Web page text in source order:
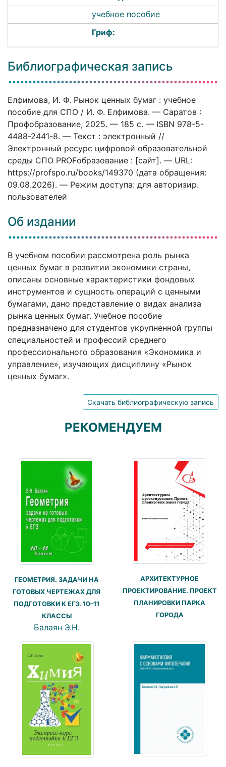
учебное пособие
Гриф:
Библиографическая запись
Елфимова, И. Ф. Рынок ценных бумаг : учебное
пособие для СПО / И. Ф. Елфимова. — Саратов :
Профобразование, 2025. — 185 c. — ISBN 978-5-
4488-2441-8. — Текст : электронный //
Электронный ресурс цифровой образовательной
среды СПО PROFобразование : [сайт]. — URL:
https://profspo.ru/books/149370 (дата обращения:
09.08.2026). — Режим доступа: для авторизир.
пользователей
Об издании
В учебном пособии рассмотрена роль рынка
ценных бумаг в развитии экономики страны,
описаны основные характеристики фондовых
инструментов и сущность операций с ценными
бумагами, дано представление о видах анализа
рынка ценных бумаг. Учебное пособие
предназначено для студентов укрупненной группы
специальностей и профессий среднего
профессионального образования «Экономика и
управление», изучающих дисциплину «Рынок
ценных бумаг».
Скачать библиографическую запись
РЕКОМЕНДУЕМ
ГЕОМЕТРИЯ. ЗАДАЧИ НА
ГОТОВЫХ ЧЕРТЕЖАХ ДЛЯ
ПОДГОТОВКИ К ЕГЭ. 10–11
КЛАССЫ
Балаян Э.Н.
АРХИТЕКТУРНОЕ
ПРОЕКТИРОВАНИЕ. ПРОЕКТ
ПЛАНИРОВКИ ПАРКА
ГОРОДА